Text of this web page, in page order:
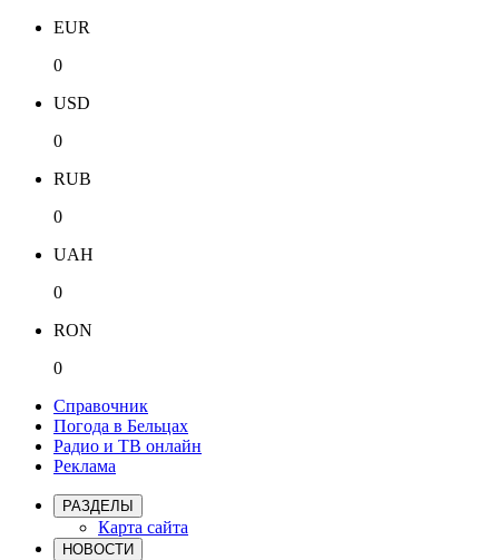
EUR
0
USD
0
RUB
0
UAH
0
RON
0
Справочник
Погода в Бельцах
Радио и ТВ онлайн
Реклама
РАЗДЕЛЫ
Карта сайта
НОВОСТИ